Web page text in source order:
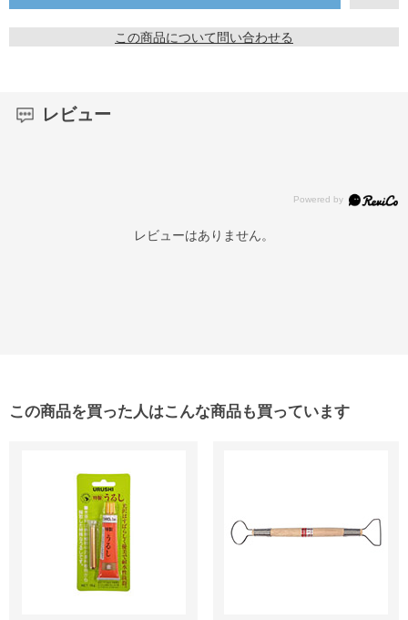
この商品について問い合わせる
レビュー
レビューはありません。
この商品を買った人はこんな商品も買っています